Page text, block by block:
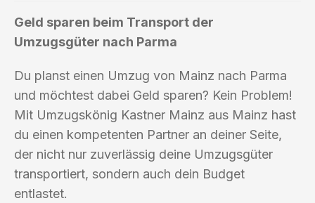
Geld sparen beim Transport der
Umzugsgüter nach Parma
Du planst einen Umzug von Mainz nach Parma
und möchtest dabei Geld sparen? Kein Problem!
Mit Umzugskönig Kastner Mainz aus Mainz hast
du einen kompetenten Partner an deiner Seite,
der nicht nur zuverlässig deine Umzugsgüter
transportiert, sondern auch dein Budget
entlastet.